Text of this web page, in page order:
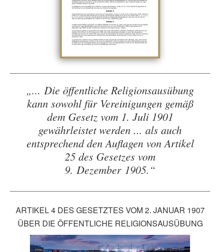
„... Die öffentliche Religionsausübung
kann sowohl für Vereinigungen gemäß
dem Gesetz vom 1. Juli 1901
gewährleistet werden ... als auch
entsprechend den Auflagen von Artikel
25 des Gesetzes vom
9. Dezember 1905.“
ARTIKEL 4 DES GESETZTES VOM 2. JANUAR 1907
ÜBER DIE ÖFFENTLICHE RELIGIONSAUSÜBUNG